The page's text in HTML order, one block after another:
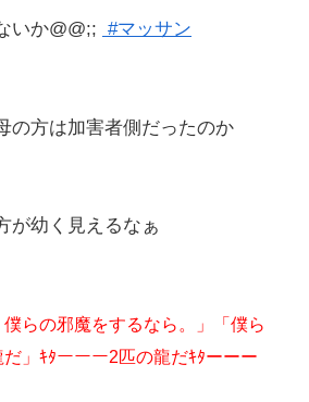
いか@@;; #マッサン
の方は加害者側だったのか
が幼く見えるなぁ
僕らの邪魔をするなら。」「僕ら
」ｷﾀーーー2匹の龍だｷﾀーーー